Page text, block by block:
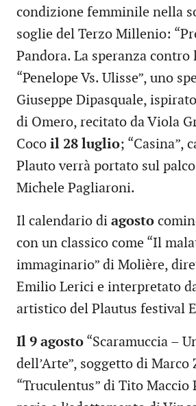
condizione femminile nella
soglie del Terzo Millenio:
Pandora. La speranza contro
“Penelope Vs. Ulisse”, uno
Giuseppe Dipasquale,
di Omero, recitato da Viola
Coco il 28 luglio; “Casina”,
Plauto verrà portato sul
Michele Pagliaroni.
Il calendario di agosto
con un classico come “Il
immaginario” di Molière,
Emilio Lerici e interpretato
artistico del Plautus festival
Il 9 agosto “Scaramuccia –
dell’Arte”, soggetto di Marco
“Truculentus” di Tito Maccio